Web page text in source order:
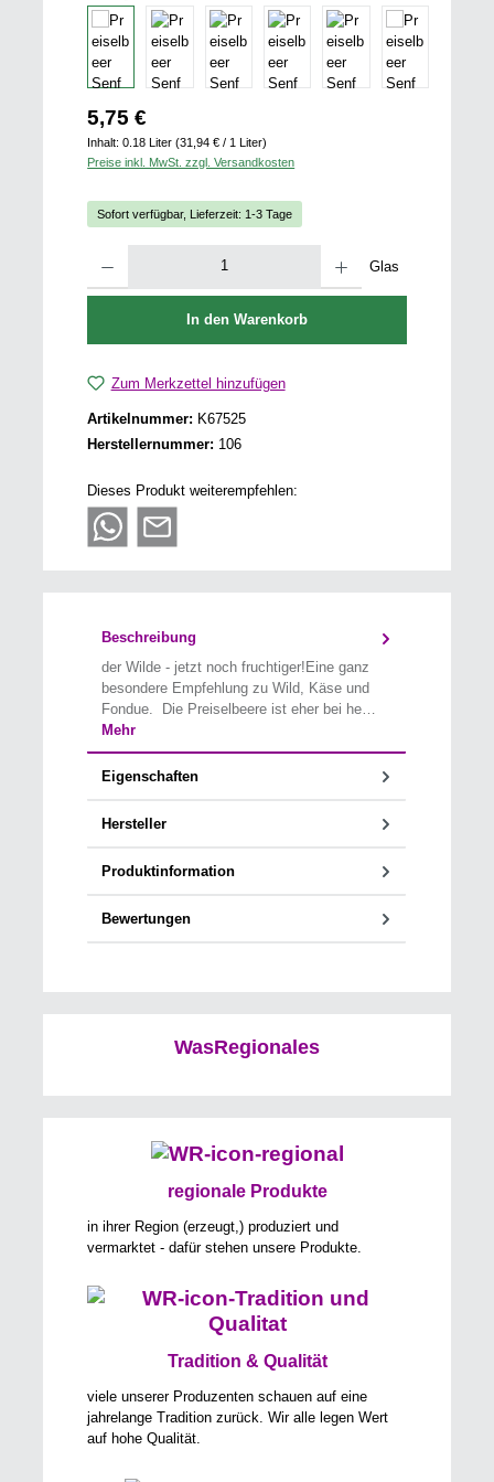
Regulärer Preis:
5,75 €
Inhalt:0.18 Liter(31,94 € / 1 Liter)
Preise inkl. MwSt. zzgl. Versandkosten
Sofort verfügbar, Lieferzeit: 1-3 Tage
Glas
In den Warenkorb
Zum Merkzettel hinzufügen
Artikelnummer: K67525
Herstellernummer: 106
Dieses Produkt weiterempfehlen:
Beschreibung
der Wilde - jetzt noch fruchtiger!Eine ganz
besondere Empfehlung zu Wild, Käse und
Fondue. Die Preiselbeere ist eher bei he…
Mehr
Eigenschaften
Hersteller
Produktinformation
Bewertungen
WasRegionales
regionale Produkte
in ihrer Region (erzeugt,) produziert und
vermarktet - dafür stehen unsere Produkte.
Tradition & Qualität
viele unserer Produzenten schauen auf eine
jahrelange Tradition zurück. Wir alle legen Wert
auf hohe Qualität.